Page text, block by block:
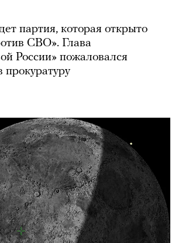
партия, которая открыто
СВО». Глава
России» пожаловался
прокуратуру